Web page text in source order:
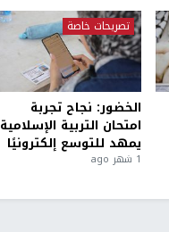
تصريحات خاصة
الخضور: نجاح تجربة
امتحان التربية الإسلامية
يمهد للتوسع إلكترونيًا
1 شهر ago